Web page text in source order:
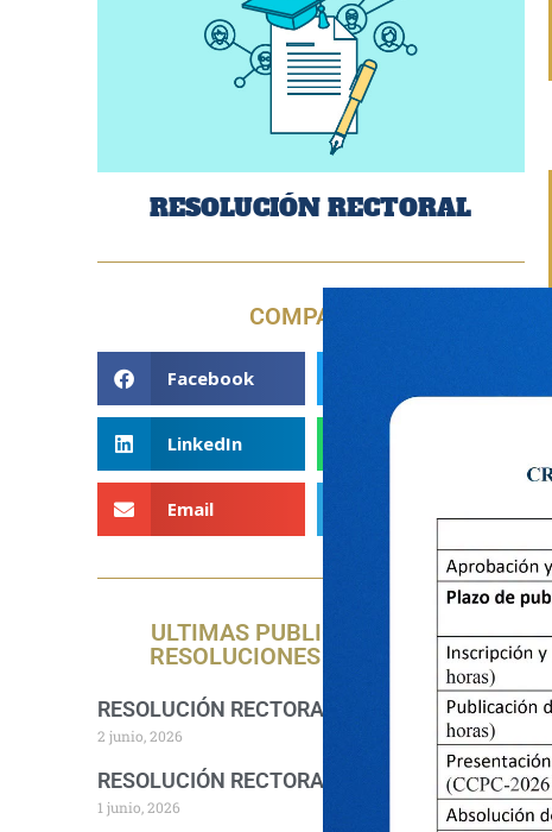
RESOLUCIÓN RECTORAL
COMPARTE
Facebook
LinkedIn
Email
ULTIMAS PUBLICACIONES DE
RESOLUCIONES RECTORALES
RESOLUCIÓN RECTORAL 1157-2026-R-UNA
2 junio, 2026
RESOLUCIÓN RECTORAL 1140-2026-R-UNA
1 junio, 2026